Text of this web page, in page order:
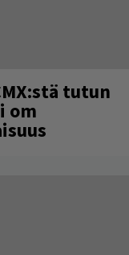
tutun
om